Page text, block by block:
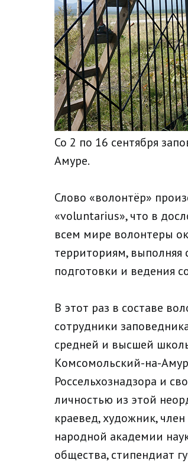
Со 2 по 16 сентября
Амуре.
Слово «волонтёр»
«voluntarius», что в
всем мире волонтеры
территориям, выполняя
подготовки и ведения
В этот раз в составе
сотрудники
средней и высшей
Комсомольский-на-
Россельхознадзора и
личностью из этой
краевед, художник,
народной академии
общества, стипендиат